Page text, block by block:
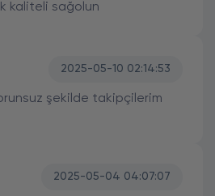
kaliteli sağolun
2025-05-10 02:14:53
şekilde takipçilerim
2025-05-04 04:07:07